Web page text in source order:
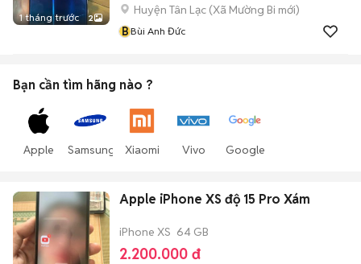
1 tháng trước 2
Huyện Tân Lạc (Xã Mường Bi mới)
BBùi Anh Đức
Bạn cần tìm hãng nào ?
Apple Samsung Xiaomi Vivo Google
Apple iPhone XS độ 15 Pro Xám
iPhone XS 64 GB
2.200.000 đ